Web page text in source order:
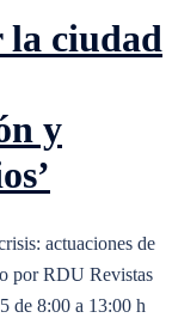
la ciudad
y
actuaciones de
por RDU Revistas
de 8:00 a 13:00 h